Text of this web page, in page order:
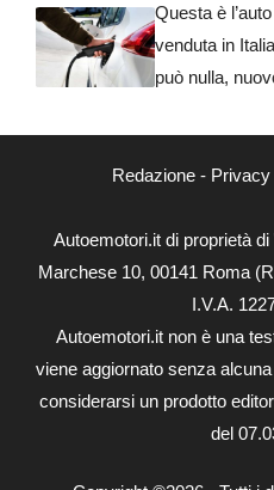
Questa è
venduta in
può nulla,
Redazione -
Autoemotori.it di proprietà
Marchese 10, 00141 Roma
I.V.A.
Autoemotori.it non è una
viene aggiornato senza
considerarsi un prodotto
del